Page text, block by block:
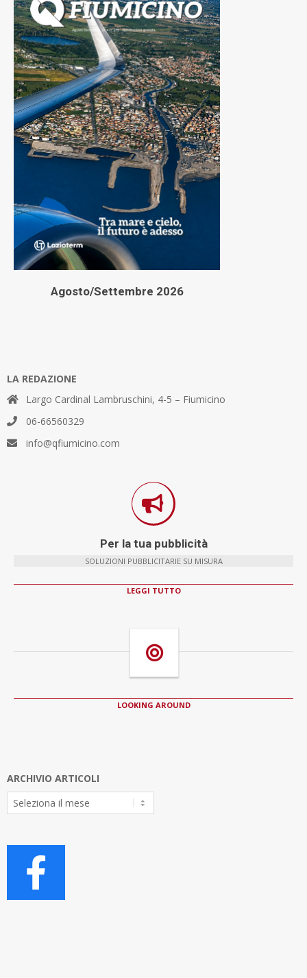
Agosto/Settembre 2026
LA REDAZIONE
Largo Cardinal Lambruschini, 4-5 – Fiumicino
06-66560329
info@qfiumicino.com
Per la tua pubblicità
SOLUZIONI PUBBLICITARIE SU MISURA
LEGGI TUTTO
LOOKING AROUND
ARCHIVIO ARTICOLI
Archivio
Articoli